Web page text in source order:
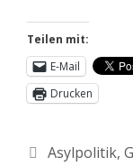
Teilen mit:
E-Mail
Drucken
Asylpolitik,